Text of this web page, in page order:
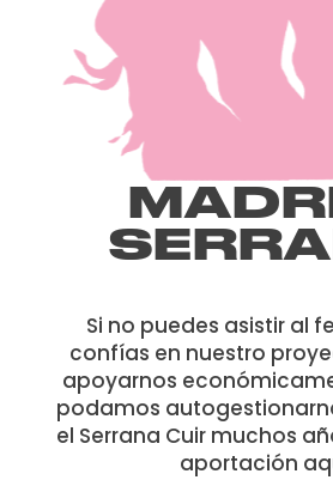
Si no puedes asistir al
confías en nuestro
apoyarnos
podamos
el Serrana Cuir muchos
aportación